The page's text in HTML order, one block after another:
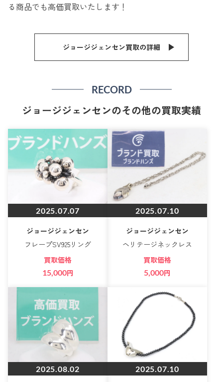
る商品でも高価買取いたします！
ジョージジェンセン買取の詳細
RECORD
ジョージジェンセンのその他の買取実績
2025.07.07
ジョージジェンセン
フレープSV925リング
買取価格
15,000円
2025.07.10
ジョージジェンセン
ヘリテージネックレス
買取価格
5,000円
2025.08.02 2025.07.10